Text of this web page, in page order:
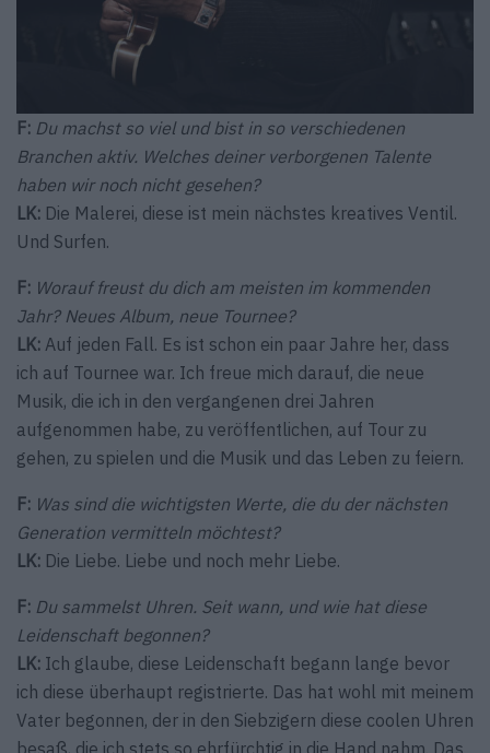
F: Du machst so viel und bist in so verschiedenen
Branchen aktiv. Welches deiner verborgenen Talente
haben wir noch nicht gesehen?
LK: Die Malerei, diese ist mein nächstes kreatives Ventil.
Und Surfen.
F: Worauf freust du dich am meisten im kommenden
Jahr? Neues Album, neue Tournee?
LK: Auf jeden Fall. Es ist schon ein paar Jahre her, dass
ich auf Tournee war. Ich freue mich darauf, die neue
Musik, die ich in den vergangenen drei Jahren
aufgenommen habe, zu veröffentlichen, auf Tour zu
gehen, zu spielen und die Musik und das Leben zu feiern.
F: Was sind die wichtigsten Werte, die du der nächsten
Generation vermitteln möchtest?
LK: Die Liebe. Liebe und noch mehr Liebe.
F: Du sammelst Uhren. Seit wann, und wie hat diese
Leidenschaft begonnen?
LK: Ich glaube, diese Leidenschaft begann lange bevor
ich diese überhaupt registrierte. Das hat wohl mit meinem
Vater begonnen, der in den Siebzigern diese coolen Uhren
besaß, die ich stets so ehrfürchtig in die Hand nahm. Das